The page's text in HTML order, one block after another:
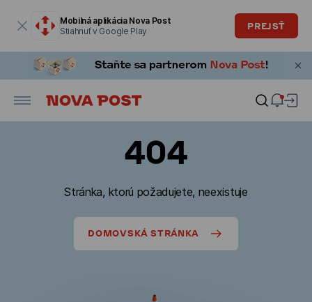
Mobilná aplikácia Nova Post
Stiahnuť v Google Play
PREJSŤ
404
Stránka, ktorú požadujete, neexistuje
DOMOVSKÁ STRÁNKA